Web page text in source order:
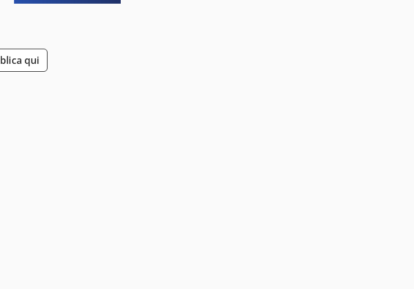
qui